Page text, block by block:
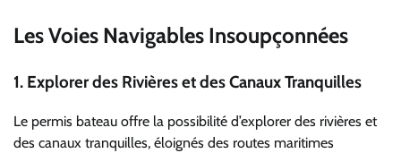
Les Voies Navigables Insoupçonnées
1. Explorer des Rivières et des Canaux Tranquilles
Le permis bateau offre la possibilité d’explorer des rivières et
des canaux tranquilles, éloignés des routes maritimes